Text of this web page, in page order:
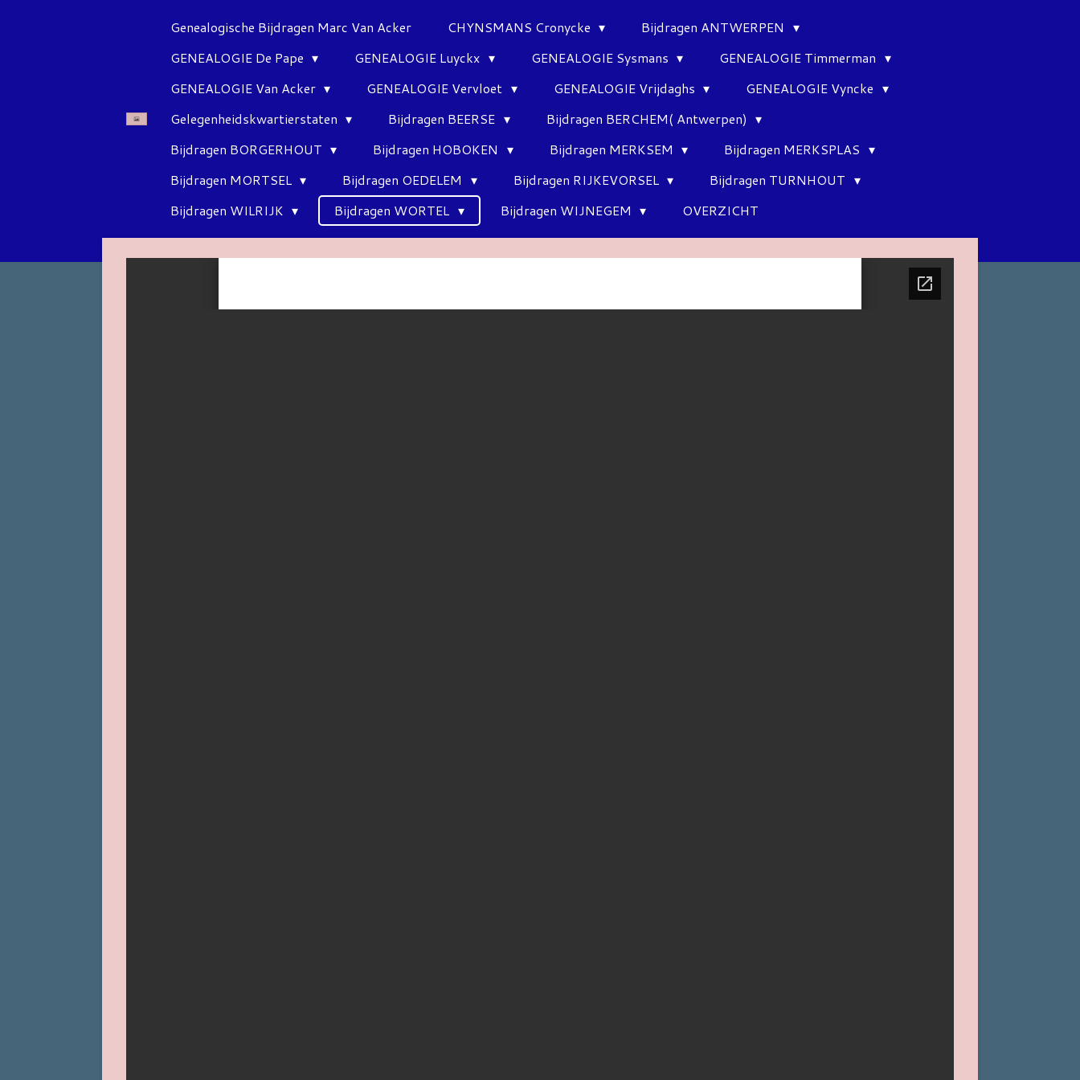
Genealogische Bijdragen Marc Van Acker CHYNSMANS Cronycke
Bijdragen ANTWERPEN
GENEALOGIE De Pape
GENEALOGIE Luyckx GENEALOGIE Sysmans
GENEALOGIE Timmerman
GENEALOGIE Van Acker
GENEALOGIE Vervloet GENEALOGIE Vrijdaghs
GENEALOGIE Vyncke
Gelegenheidskwartierstaten
Bijdragen BEERSE
Bijdragen BERCHEM( Antwerpen)
Bijdragen BORGERHOUT
Bijdragen HOBOKEN Bijdragen MERKSEM
Bijdragen MERKSPLAS
Bijdragen MORTSEL
Bijdragen OEDELEM Bijdragen RIJKEVORSEL
Bijdragen TURNHOUT
Bijdragen WILRIJK
Bijdragen WORTEL Bijdragen WIJNEGEM OVERZICHT